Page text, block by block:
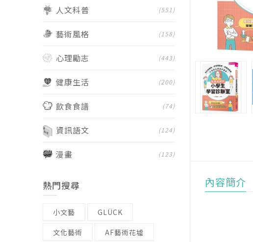
內容簡介
人文科普 (551)
藝術風格 (158)
心理勵志 (443)
健康生活 (200)
飲食食譜 (74)
資訊語文 (124)
漫畫 (123)
熱門搜尋
小文藝 GLÜCK
文化藝術 AF藝術花墟